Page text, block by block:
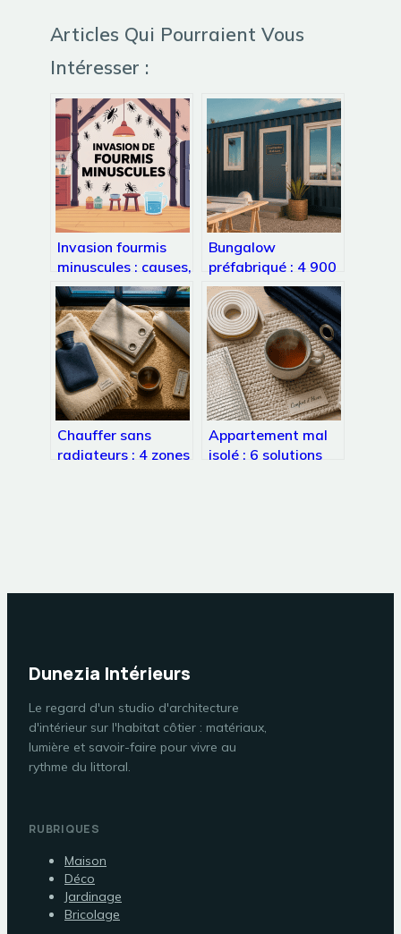
Articles Qui Pourraient Vous
Intéresser :
Invasion fourmis
minuscules : causes,
dangers et
solutions efficaces
Bungalow
préfabriqué : 4 900
€ HT et 3 semaines
pour transformer
votre terrain
Chauffer sans
radiateurs : 4 zones
Appartement mal
isolé : 6 solutions
Dunezia Intérieurs
Le regard d'un studio d'architecture
d'intérieur sur l'habitat côtier : matériaux,
lumière et savoir-faire pour vivre au
rythme du littoral.
RUBRIQUES
Maison
Déco
Jardinage
Bricolage